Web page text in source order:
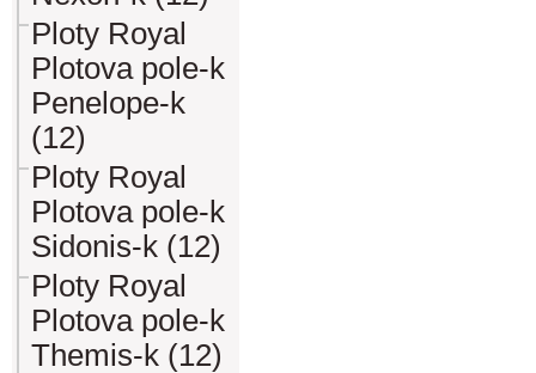
Ploty Royal
Plotova pole-k
Penelope-k
(12)
Ploty Royal
Plotova pole-k
Sidonis-k (12)
Ploty Royal
Plotova pole-k
Themis-k (12)